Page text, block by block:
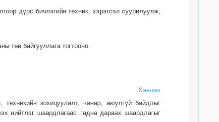
дүрс бичлэгийн техник, хэрэгсэл суурилуулж,
төв байгууллага тогтооно.
Хэвлэх
зохицуулалт, чанар, аюулгүй байдлыг
нийтлэг шаардлагаас гадна дараах шаардлагыг